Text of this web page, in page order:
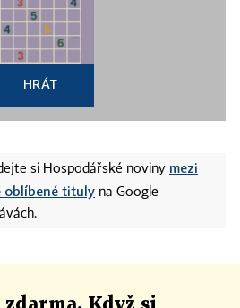
HRÁT
si Hospodářské noviny mezi
oblíbené tituly na Google